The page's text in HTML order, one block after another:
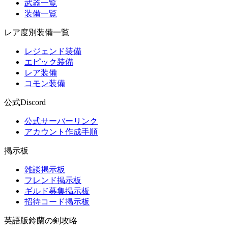
武器一覧
装備一覧
レア度別装備一覧
レジェンド装備
エピック装備
レア装備
コモン装備
公式Discord
公式サーバーリンク
アカウント作成手順
掲示板
雑談掲示板
フレンド掲示板
ギルド募集掲示板
招待コード掲示板
英語版鈴蘭の剣攻略